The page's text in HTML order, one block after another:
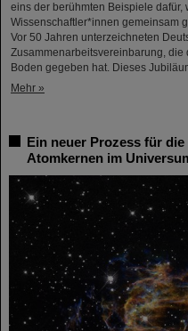
eins der berühmten Beispiele dafür,
Wissenschaftler*innen gemeinsam
Vor 50 Jahren unterzeichneten
Zusammenarbeitsvereinbarung,
Boden gegeben hat. Dieses
Mehr »
Ein neuer Prozess für
Atomkernen im